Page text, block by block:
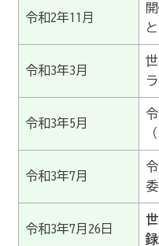
令和2年11月
令和3年3月
令和3年5月
令和3年7月
令和3年7月26日